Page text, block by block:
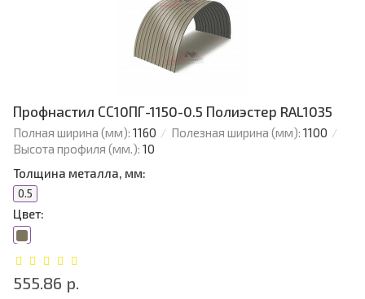
Профнастил СС10ПГ-1150-0.5 Полиэстер RAL1035
Полная ширина (мм): 1160 Полезная ширина (мм): 1100
Высота профиля (мм.): 10
Толщина металла, мм:
0.5
Цвет:
555.86 р.